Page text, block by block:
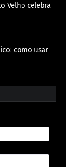
Velho celebra
como usar